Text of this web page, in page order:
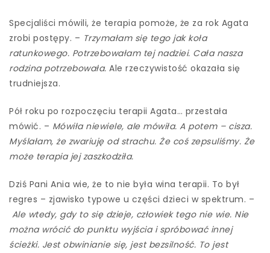
Specjaliści mówili, że terapia pomoże, że za rok Agata
zrobi postępy. – Trzymałam się tego jak koła
ratunkowego. Potrzebowałam tej nadziei. Cała nasza
rodzina potrzebowała. Ale rzeczywistość okazała się
trudniejsza.
Pół roku po rozpoczęciu terapii Agata… przestała
mówić. – Mówiła niewiele, ale mówiła. A potem – cisza.
Myślałam, że zwariuję od strachu. Że coś zepsuliśmy. Że
może terapia jej zaszkodziła.
Dziś Pani Ania wie, że to nie była wina terapii. To był
regres – zjawisko typowe u części dzieci w spektrum. –
Ale wtedy, gdy to się dzieje, człowiek tego nie wie. Nie
można wrócić do punktu wyjścia i spróbować innej
ścieżki. Jest obwinianie się, jest bezsilność. To jest